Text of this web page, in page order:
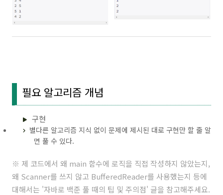
필요 알고리즘 개념
구현
별다른 알고리즘 지식 없이 문제에 제시된 대로 구현만 할 줄 알
면 풀 수 있다.
※ 제 코드에서 왜 main 함수에 로직을 직접 작성하지 않았는지,
왜 Scanner를 쓰지 않고 BufferedReader를 사용했는지 등에
대해서는 '자바로 백준 풀 때의 팁 및 주의점' 글을 참고해주세요.